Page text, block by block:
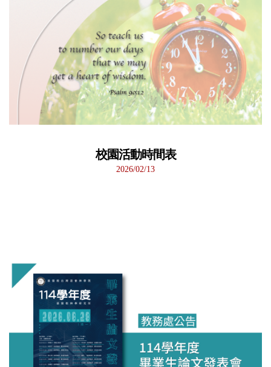
校園活動時間表
2026/02/13